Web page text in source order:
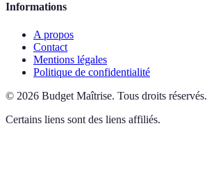
Informations
A propos
Contact
Mentions légales
Politique de confidentialité
© 2026 Budget Maîtrise. Tous droits réservés.
Certains liens sont des liens affiliés.